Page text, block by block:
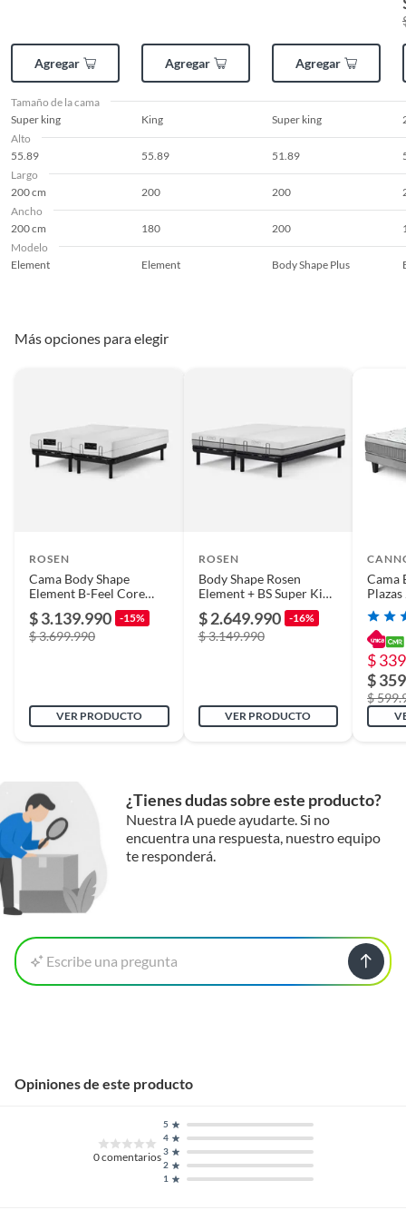
Número de piezas
Condicion del
producto
Nuevo
Agregar Agregar Agregar
Tamaño de la cama
Super king
King Super king
Alto
55.89
55.89 51.89
Largo
200 cm
200 200
Ancho
200 cm
180 200
Modelo
Element
Element Body Shape Plus
Más opciones para elegir
ROSEN
Cama Body Shape
Element B-Feel Core
King 180 x 200 cm
$ 3.139.990 -15%
$ 3.699.990
VER PRODUCTO
ROSEN
Body Shape Rosen
Element + BS Super King
$ 2.649.990 -16%
$ 3.149.990
VER PRODUCTO
Cama
$
$
$
¿Tienes dudas sobre este producto?
Nuestra IA puede ayudarte. Si no
encuentra una respuesta, nuestro equipo
te responderá.
Escribe una pregunta
Opiniones de este producto
0comentarios
1
2
3
4
5